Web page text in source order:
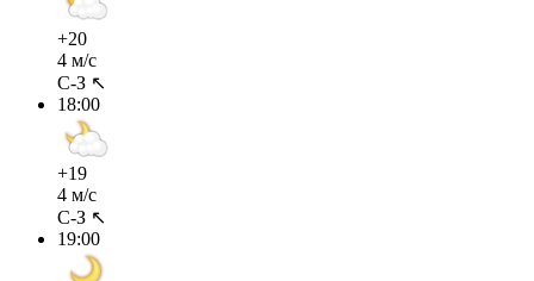
+20
4 м/с
С-З ↖
18:00
+19
4 м/с
С-З ↖
19:00